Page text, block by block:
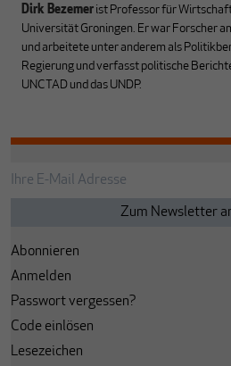
Dirk Bezemer ist Professor für
Universität Groningen. Er war Forscher
und arbeitete unter anderem als
Regierung und verfasst politische
UNCTAD und das UNDP.
Abonnieren
Anmelden
Passwort vergessen?
Code einlösen
Lesezeichen